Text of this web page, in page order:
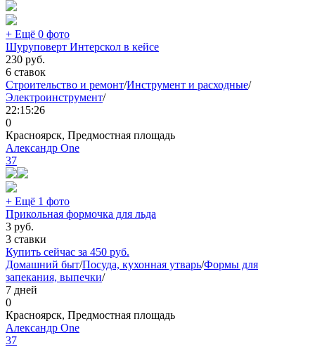
+ Ещё 0 фото
Шуруповерт Интерскол в кейсе
230 руб.
6 ставок
Строительство и ремонт/Инструмент и расходные/
Электроинструмент/
22:15:26
0
Красноярск, Предмостная площадь
Александр One
37
+ Ещё 1 фото
Прикольная формочка для льда
3 руб.
3 ставки
Купить сейчас за 450 руб.
Домашний быт/Посуда, кухонная утварь/Формы для
запекания, выпечки/
7 дней
0
Красноярск, Предмостная площадь
Александр One
37